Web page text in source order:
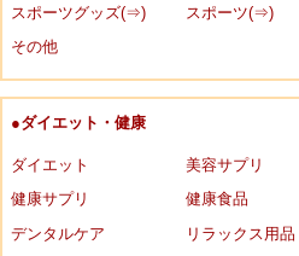
スポーツグッズ(⇒)
スポーツ(⇒)
その他
●ダイエット・健康
ダイエット
美容サプリ
健康サプリ
健康食品
デンタルケア
リラックス用品